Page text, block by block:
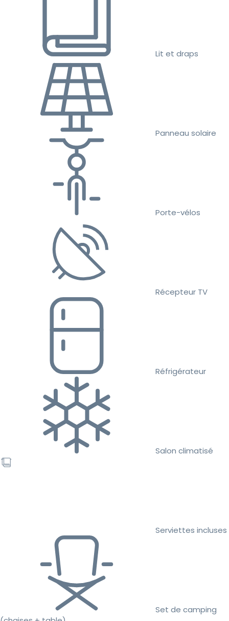
Lit et draps
Panneau solaire
Porte-vélos
Récepteur TV
Réfrigérateur
Salon climatisé
Serviettes incluses
Set de camping